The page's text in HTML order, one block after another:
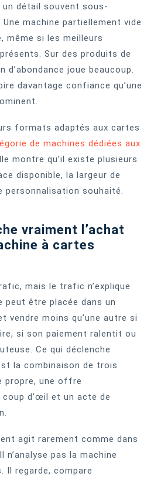
détail souvent sous-
machine partiellement vide
même si les meilleurs
Sur des produits de
d’abondance joue beaucoup.
davantage confiance qu’une
formats adaptés aux cartes
de machines dédiées aux
montre qu’il existe plusieurs
disponible, la largeur de
personnalisation souhaité.
vraiment l’achat
à cartes
mais le trafic n’explique
peut être placée dans un
vendre moins qu’une autre si
si son paiement ralentit ou
Ce qui déclenche
la combinaison de trois
propre, une offre
d’œil et un acte de
agit rarement comme dans
n’analyse pas la machine
Il regarde, compare